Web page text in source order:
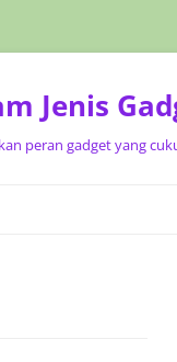
Jenis
peran gadget yang